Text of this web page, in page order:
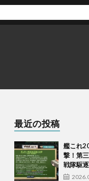
戦隊駆逐艦の出撃 九州沖/南西
最近の投稿
艦これ
撃！第
戦隊駆